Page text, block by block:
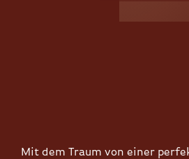
Mit dem Traum von einer